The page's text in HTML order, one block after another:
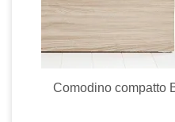
Comodino compatto